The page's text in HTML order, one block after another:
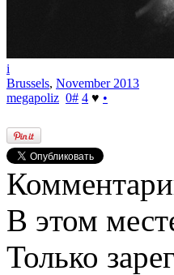
i
Brussels, November 2013
megapoliz 0# 4 ♥ •
В этом
Только